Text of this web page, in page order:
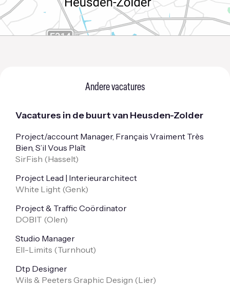
Andere vacatures
Vacatures in de buurt van Heusden-Zolder
Project/account Manager, Français Vraiment Très
Bien, S’il Vous Plaît
SirFish (Hasselt)
Project Lead | Interieurarchitect
White Light (Genk)
Project & Traffic Coördinator
DOBIT (Olen)
Studio Manager
Ell-Limits (Turnhout)
Dtp Designer
Wils & Peeters Graphic Design (Lier)